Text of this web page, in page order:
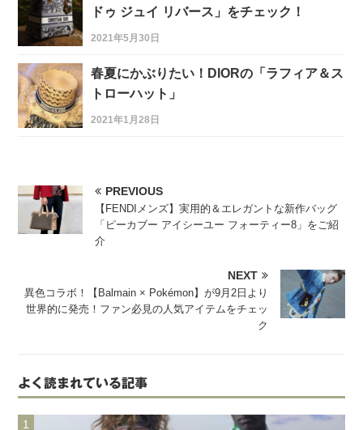
ドゥ ジュイ リバース」をチェック！
2021年5月30日
春夏にかぶりたい！DIORの「ラフィア＆ス
トローハット」
2021年1月28日
PREVIOUS
【FENDIメンズ】実用的＆エレガントな新作バッグ
「ピーカブー アイシーユー フォーティー8」をご紹
介
NEXT
異色コラボ！【Balmain × Pokémon】が9月2日より
世界的に発売！ファン必見の人気アイテムをチェッ
ク
よく読まれている記事